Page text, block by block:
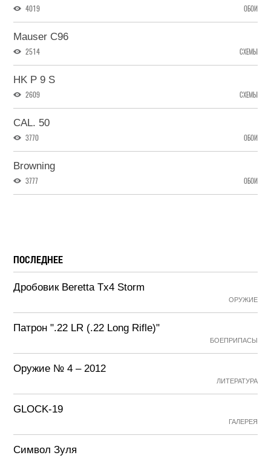
4019 ОБОИ
Mauser C96
2514 СХЕМЫ
HK P 9 S
2609 СХЕМЫ
CAL. 50
3770 ОБОИ
Browning
3777 ОБОИ
ПОСЛЕДНЕЕ
Дробовик Beretta Tx4 Storm
ОРУЖИЕ
Патрон ".22 LR (.22 Long Rifle)"
БОЕПРИПАСЫ
Оружие № 4 – 2012
ЛИТЕРАТУРА
GLOCK-19
ГАЛЕРЕЯ
Символ Зуля